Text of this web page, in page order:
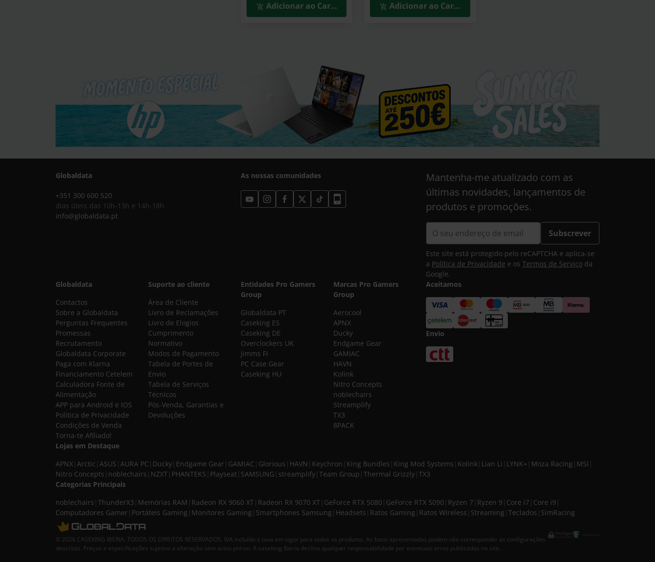
Adicionar ao Carrinho Adicionar ao Carrinho
Globaldata
+351 300 600 520
dias úteis das 10h-13h e 14h-18h
info@globaldata.pt
As nossas comunidades
Mantenha-me atualizado com as
últimas novidades, lançamentos de
produtos e promoções.
Subscrever
Este site está protegido pelo reCAPTCHA e aplica-se
a Política de Privacidade e os Termos de Serviço da
Google.
Globaldata
Contactos
Sobre a Globaldata
Perguntas Frequentes
Promessas
Recrutamento
Globaldata Corporate
Paga com Klarna
Financiamento Cetelem
Calculadora Fonte de
Alimentação
APP para Android e IOS
Política de Privacidade
Condições de Venda
Torna-te Afiliado!
Suporte ao cliente
Área de Cliente
Livro de Reclamações
Livro de Elogios
Cumprimento
Normativo
Modos de Pagamento
Tabela de Portes de
Envio
Tabela de Serviços
Técnicos
Pós-Venda, Garantias e
Devoluções
Entidades Pro Gamers
Group
Globaldata PT
Caseking ES
Caseking DE
Overclockers UK
Jimms FI
PC Case Gear
Caseking HU
Marcas Pro Gamers
Group
Aerocool
APNX
Ducky
Endgame Gear
GAMIAC
HAVN
Kolink
Nitro Concepts
noblechairs
Streamplify
TX3
8PACK
Aceitamos
Envio
Lojas em Destaque
APNX Arctic ASUS AURA PC Ducky Endgame Gear GAMIAC Glorious HAVN Keychron King Bundles King Mod Systems Kolink Lian Li LYNK+ Moza Racing MSI
Nitro Concepts noblechairs NZXT PHANTEKS Playseat SAMSUNG streamplify Team Group Thermal Grizzly TX3
Categorias Principais
noblechairs ThunderX3 Memórias RAM Radeon RX 9060 XT Radeon RX 9070 XT GeForce RTX 5080 GeForce RTX 5090 Ryzen 7 Ryzen 9 Core i7 Core i9
Computadores Gamer Portáteis Gaming Monitores Gaming Smartphones Samsung Headsets Ratos Gaming Ratos Wireless Streaming Teclados SimRacing
© 2026 CASEKING IBERIA. TODOS OS DIREITOS RESERVADOS. IVA incluído à taxa em vigor para todos os produtos. As fotos apresentadas podem não corresponder às configurações
descritas. Preços e especificações sujeitos a alteração sem aviso prévio. A caseking Iberia declina qualquer responsabilidade por eventuais erros publicados no site.